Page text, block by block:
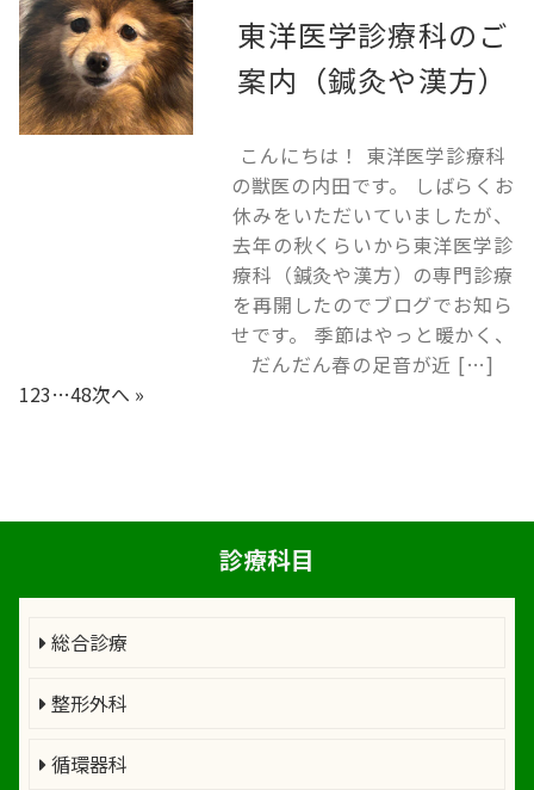
東洋医学診療科のご
案内（鍼灸や漢方）
こんにちは！ 東洋医学診療科
の獣医の内田です。 しばらくお
休みをいただいていましたが、
去年の秋くらいから東洋医学診
療科（鍼灸や漢方）の専門診療
を再開したのでブログでお知ら
せです。 季節はやっと暖かく、
だんだん春の足音が近 […]
123…48次へ »
診療科目
総合診療
整形外科
循環器科